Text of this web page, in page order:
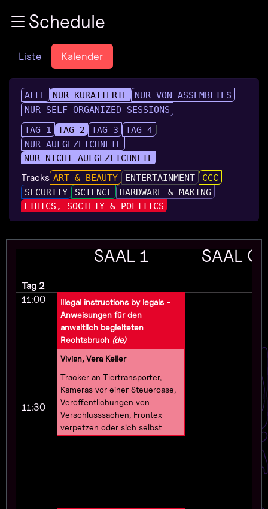
Zum InhaltSchedule
Liste Kalender
ALLE NUR KURATIERTE
NUR VON ASSEMBLIES
NUR SELF-ORGANIZED-SESSIONS
TAG 1
TAG 2 TAG 3
TAG 4
NUR AUFGEZEICHNETE
NUR NICHT AUFGEZEICHNETE
Tracks ART & BEAUTY ENTERTAINMENT
CCC
SECURITY
SCIENCE
HARDWARE & MAKING
ETHICS, SOCIETY & POLITICS
Tag 2
11:00
11:30
SAAL 1
Illegal instructions by legals -
Anweisungen für den
anwaltlich begleiteten
Rechtsbruch (de)
Vivian, Vera Keller
Tracker an Tiertransporter,
Kameras vor einer Steueroase,
Veröffentlichungen von
Verschlusssachen, Frontex
verpetzen oder sich selbst
SAAL